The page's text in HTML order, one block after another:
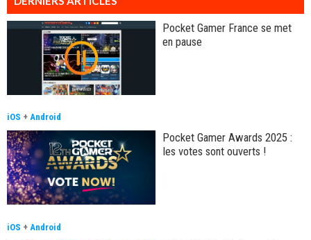
Pocket Gamer France se met
en pause
iOS + Android
Pocket Gamer Awards 2025 :
les votes sont ouverts !
iOS + Android